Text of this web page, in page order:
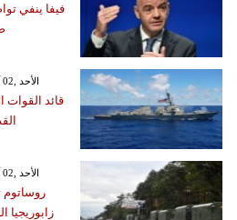
فيفا ينفي
GMT 11:37 2026 الأحد ,02 آب / أغسطس
قائد القوات
GMT 13:38 2026 الأحد ,02 آب / أغسطس
روساتوم
زابوريجيا